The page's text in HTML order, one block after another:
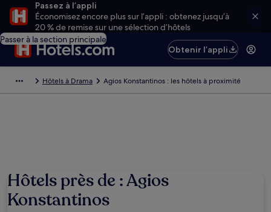
Passez à l’appli
Économisez encore plus sur l’appli : obtenez jusqu’à
20 % de remise sur une sélection d’hôtels
Passer à la section principale
Obtenir l’appli
Hôtels à Drama Agios Konstantinos : les hôtels à proximité
Hôtels près de : Agios
Konstantinos